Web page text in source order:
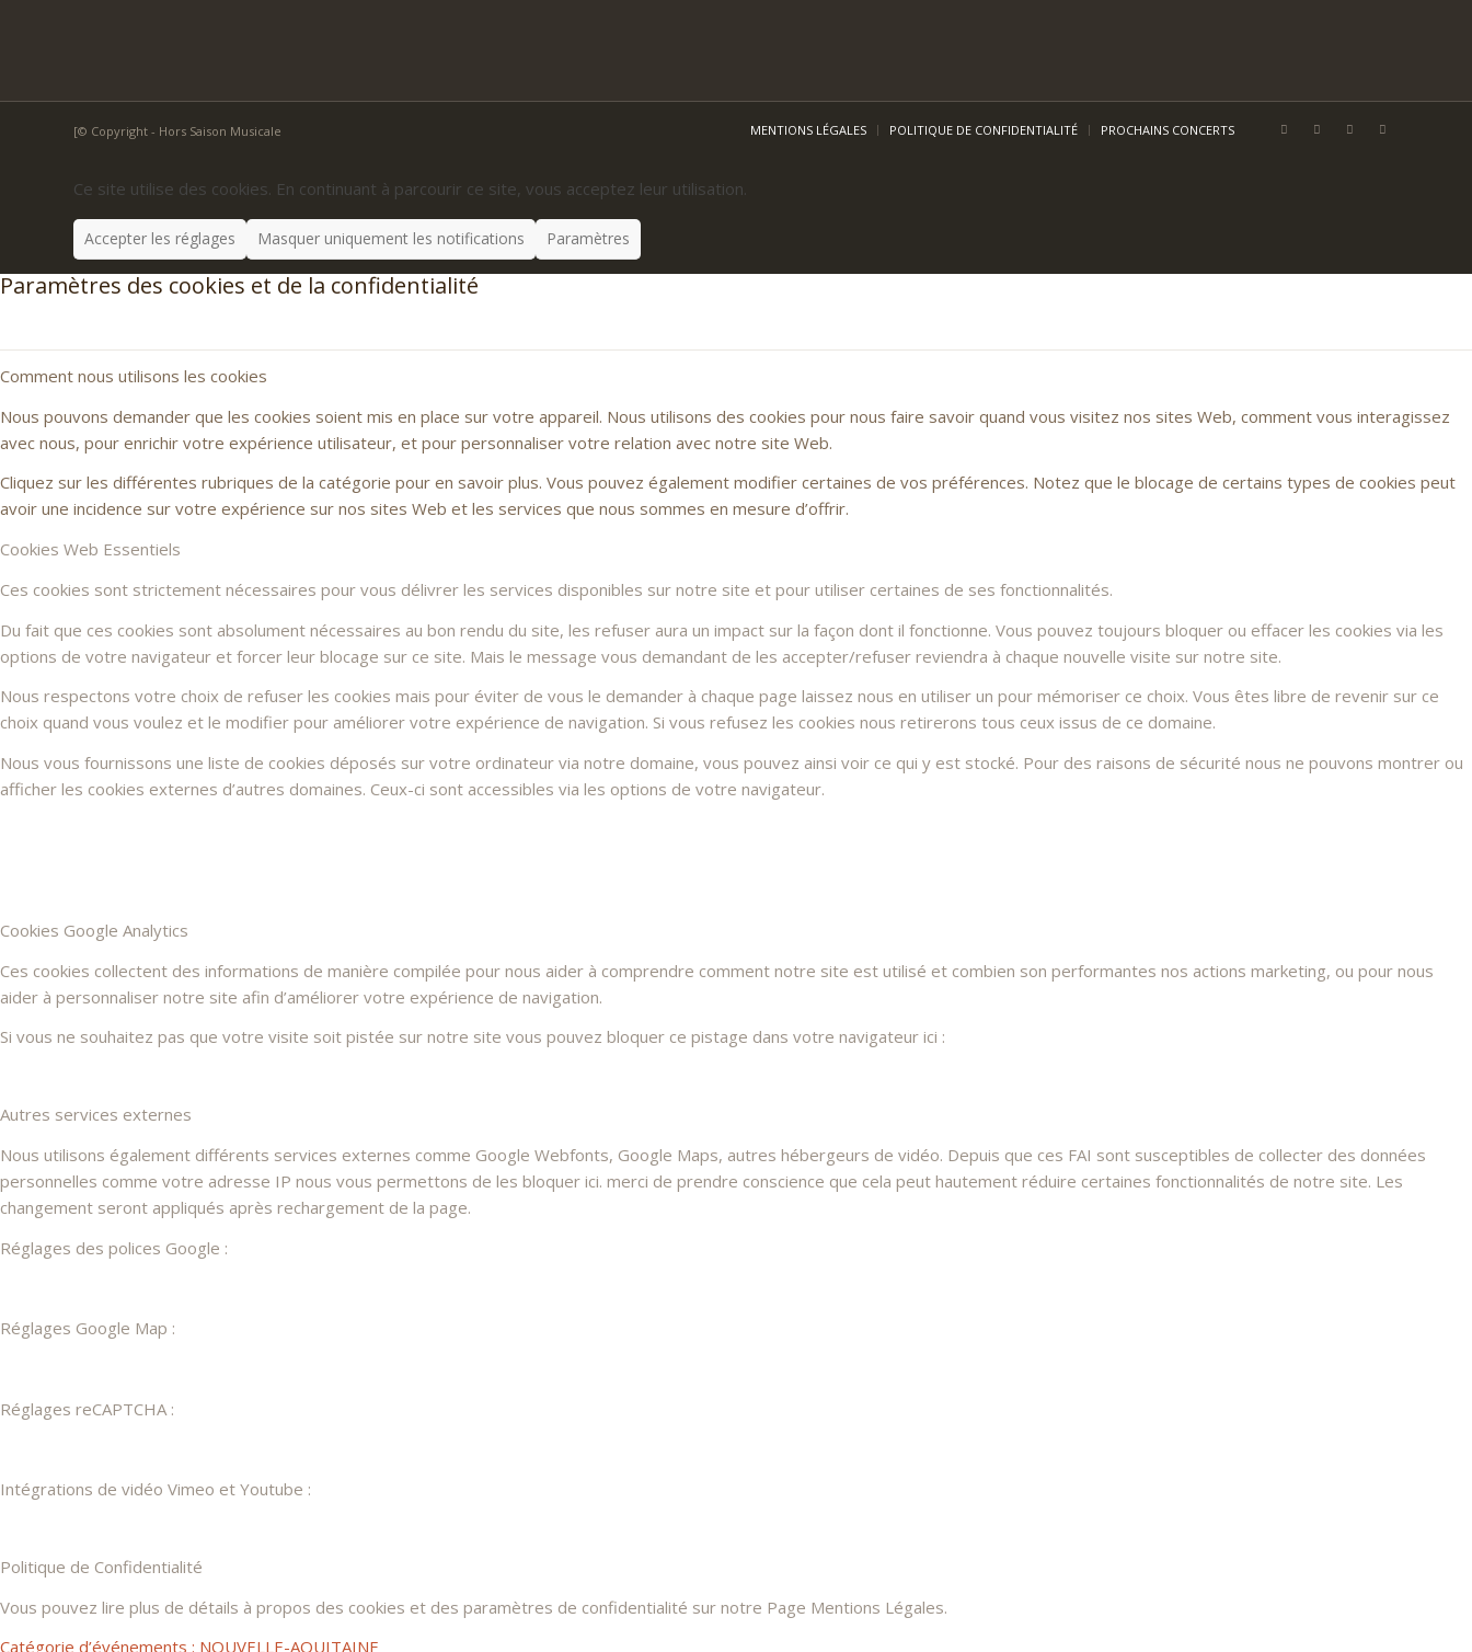
[© Copyright - Hors Saison Musicale MENTIONS LÉGALES POLITIQUE DE CONFIDENTIALITÉ PROCHAINS CONCERTS
Ce site utilise des cookies. En continuant à parcourir ce site, vous acceptez leur utilisation.
Accepter les réglages Masquer uniquement les notifications Paramètres
Paramètres des cookies et de la confidentialité
Comment nous utilisons les cookies
Nous pouvons demander que les cookies soient mis en place sur votre appareil. Nous utilisons des cookies pour nous faire savoir quand vous visitez nos sites Web, comment vous interagissez
avec nous, pour enrichir votre expérience utilisateur, et pour personnaliser votre relation avec notre site Web.
Cliquez sur les différentes rubriques de la catégorie pour en savoir plus. Vous pouvez également modifier certaines de vos préférences. Notez que le blocage de certains types de cookies peut
avoir une incidence sur votre expérience sur nos sites Web et les services que nous sommes en mesure d’offrir.
Cookies Web Essentiels
Ces cookies sont strictement nécessaires pour vous délivrer les services disponibles sur notre site et pour utiliser certaines de ses fonctionnalités.
Du fait que ces cookies sont absolument nécessaires au bon rendu du site, les refuser aura un impact sur la façon dont il fonctionne. Vous pouvez toujours bloquer ou effacer les cookies via les
options de votre navigateur et forcer leur blocage sur ce site. Mais le message vous demandant de les accepter/refuser reviendra à chaque nouvelle visite sur notre site.
Nous respectons votre choix de refuser les cookies mais pour éviter de vous le demander à chaque page laissez nous en utiliser un pour mémoriser ce choix. Vous êtes libre de revenir sur ce
choix quand vous voulez et le modifier pour améliorer votre expérience de navigation. Si vous refusez les cookies nous retirerons tous ceux issus de ce domaine.
Nous vous fournissons une liste de cookies déposés sur votre ordinateur via notre domaine, vous pouvez ainsi voir ce qui y est stocké. Pour des raisons de sécurité nous ne pouvons montrer ou
afficher les cookies externes d’autres domaines. Ceux-ci sont accessibles via les options de votre navigateur.
Cookies Google Analytics
Ces cookies collectent des informations de manière compilée pour nous aider à comprendre comment notre site est utilisé et combien son performantes nos actions marketing, ou pour nous
aider à personnaliser notre site afin d’améliorer votre expérience de navigation.
Si vous ne souhaitez pas que votre visite soit pistée sur notre site vous pouvez bloquer ce pistage dans votre navigateur ici :
Autres services externes
Nous utilisons également différents services externes comme Google Webfonts, Google Maps, autres hébergeurs de vidéo. Depuis que ces FAI sont susceptibles de collecter des données
personnelles comme votre adresse IP nous vous permettons de les bloquer ici. merci de prendre conscience que cela peut hautement réduire certaines fonctionnalités de notre site. Les
changement seront appliqués après rechargement de la page.
Réglages des polices Google :
Réglages Google Map :
Réglages reCAPTCHA :
Intégrations de vidéo Vimeo et Youtube :
Politique de Confidentialité
Vous pouvez lire plus de détails à propos des cookies et des paramètres de confidentialité sur notre Page Mentions Légales.
Catégorie d’événements : NOUVELLE-AQUITAINE